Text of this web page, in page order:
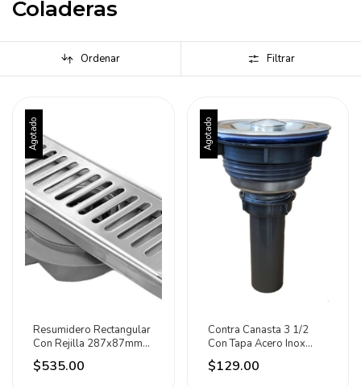
Coladeras
Ordenar Filtrar
Agotado
Resumidero Rectangular
Con Rejilla 287x87mm
Acero Inox Rugo
$535.00
Agotado
Contra Canasta 3 1/2
Con Tapa Acero Inox
Meer
$129.00